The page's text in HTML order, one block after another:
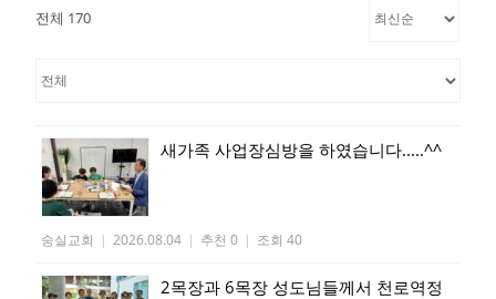
전체 170
새가족 사업장심방을 하였습니다.....^^
숭실교회 | 2026.08.04 | 추천 0 | 조회 40
2목장과 6목장 성도님들께서 천로역정